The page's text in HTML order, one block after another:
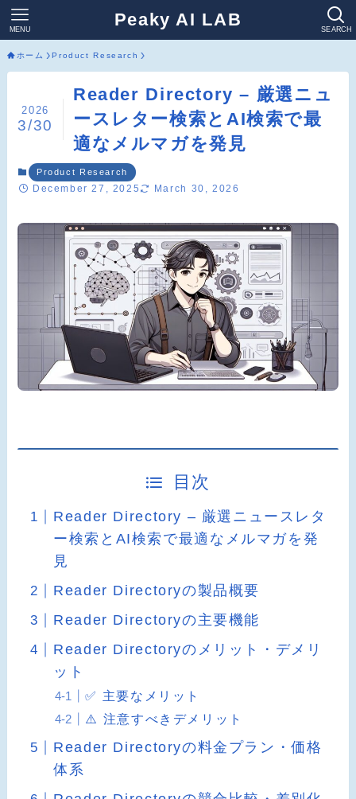
Peaky AI LAB SEARCH
MENU
ホーム Product Research
Reader Directory – 厳選ニュ
ースレター検索とAI検索で最
適なメルマガを発見
2026
3/30
Product Research
December 27, 2025 March 30, 2026
目次
Reader Directory – 厳選ニュースレタ
ー検索とAI検索で最適なメルマガを発
見
Reader Directoryの製品概要
Reader Directoryの主要機能
Reader Directoryのメリット・デメリ
ット
✅ 主要なメリット
⚠️ 注意すべきデメリット
Reader Directoryの料金プラン・価格
体系